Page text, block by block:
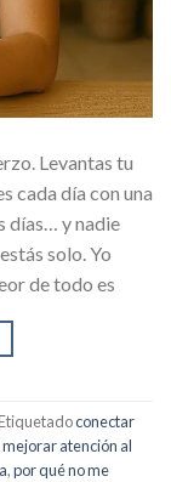
Levantas tu
cada día con una
días… y nadie
solo. Yo
de todo es
conectar
mejorar atención al
,por qué no me